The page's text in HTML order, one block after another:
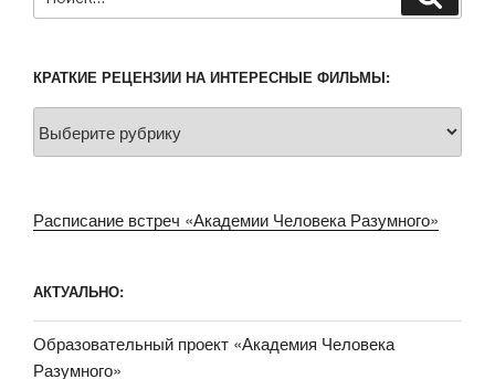
КРАТКИЕ РЕЦЕНЗИИ НА ИНТЕРЕСНЫЕ ФИЛЬМЫ:
РЕЦЕНЗИИ
ФИЛЬМЫ:
Расписание встреч «Академии Человека Разумного»
АКТУАЛЬНО:
Образовательный проект «Академия Человека
Разумного»